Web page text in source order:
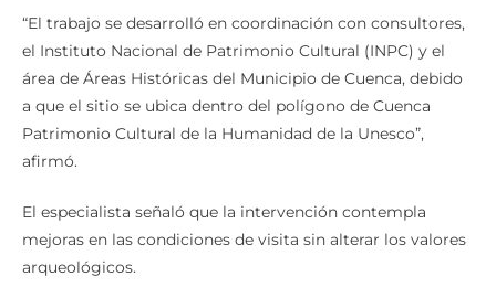
“El trabajo se desarrolló en coordinación con consultores,
el Instituto Nacional de Patrimonio Cultural (INPC) y el
área de Áreas Históricas del Municipio de Cuenca, debido
a que el sitio se ubica dentro del polígono de Cuenca
Patrimonio Cultural de la Humanidad de la Unesco”,
afirmó.
El especialista señaló que la intervención contempla
mejoras en las condiciones de visita sin alterar los valores
arqueológicos.